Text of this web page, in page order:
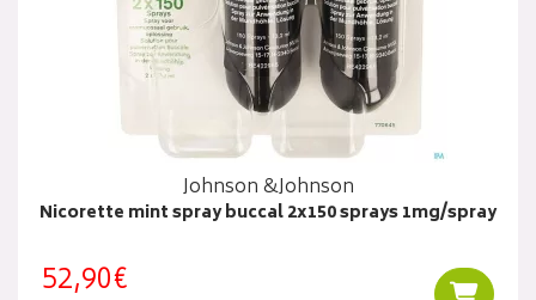
Johnson &Johnson
Nicorette mint spray buccal 2x150 sprays 1mg/spray
52,90€